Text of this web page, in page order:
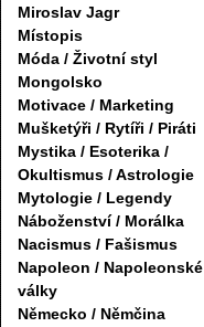
Miroslav Jagr
Místopis
Móda / Životní styl
Mongolsko
Motivace / Marketing
Mušketýři / Rytíři / Piráti
Mystika / Esoterika /
Okultismus / Astrologie
Mytologie / Legendy
Náboženství / Morálka
Nacismus / Fašismus
Napoleon / Napoleonské
války
Německo / Němčina